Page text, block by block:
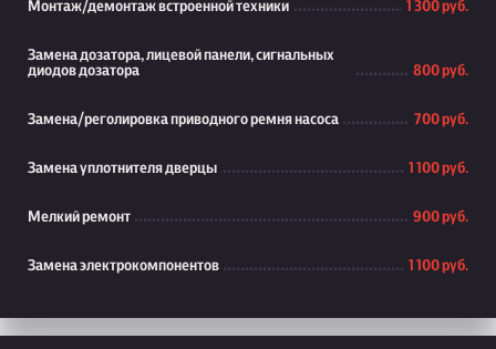
Монтаж/демонтаж встроенной техники 1 300 руб.
Замена дозатора, лицевой панели, сигнальных
диодов дозатора
800 руб.
Замена/реголировка приводного ремня насоса 700 руб.
Замена уплотнителя дверцы 1 100 руб.
Мелкий ремонт 900 руб.
Замена электрокомпонентов 1 100 руб.